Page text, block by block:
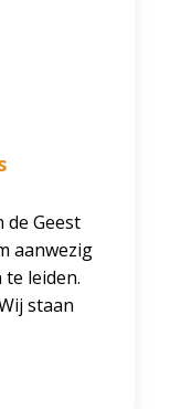
de Geest
aanwezig
leiden.
staan